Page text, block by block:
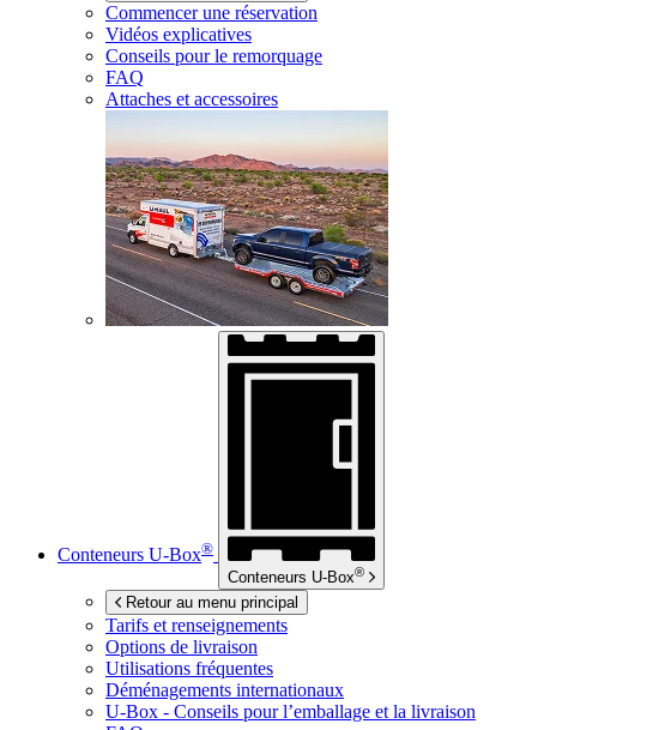
Commencer une réservation
Vidéos explicatives
Conseils pour le remorquage
FAQ
Attaches et accessoires
Conteneurs U-Box®
Conteneurs U-Box®
Retour au menu principal
Tarifs et renseignements
Options de livraison
Utilisations fréquentes
Déménagements internationaux
U-Box - Conseils pour l’emballage et la livraison